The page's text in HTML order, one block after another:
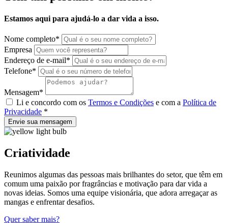
Estamos aqui para ajudá-lo a dar vida a isso.
Nome completo*
Empresa
Endereço de e-mail*
Telefone*
Mensagem*
Li e concordo com os Termos e Condições e com a Política de
Privacidade *
Envie sua mensagem
Criatividade
Reunimos algumas das pessoas mais brilhantes do setor, que têm em
comum uma paixão por fragrâncias e motivação para dar vida a
novas ideias. Somos uma equipe visionária, que adora arregaçar as
mangas e enfrentar desafios.
Quer saber mais?